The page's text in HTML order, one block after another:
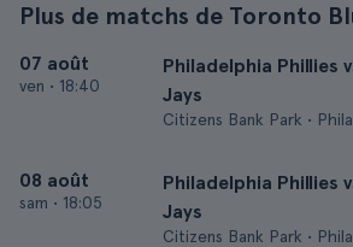
Plus de matchs de Toronto
07 août
ven • 18:40
Philadelphia Phillies
Jays
Citizens Bank Park •
08 août
sam • 18:05
Philadelphia Phillies
Jays
Citizens Bank Park •